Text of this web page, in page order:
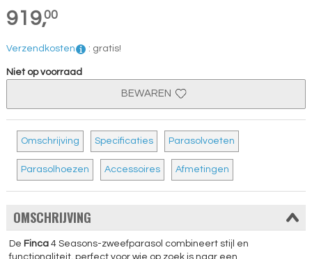
919,00
Verzendkosten : gratis!
Niet op voorraad
BEWAREN
Omschrijving Specificaties Parasolvoeten
Parasolhoezen Accessoires Afmetingen
OMSCHRIJVING
De Finca 4 Seasons-zweefparasol combineert stijl en